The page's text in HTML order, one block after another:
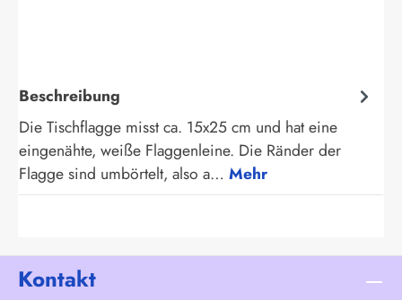
Beschreibung
Die Tischflagge misst ca. 15x25 cm und hat eine
eingenähte, weiße Flaggenleine. Die Ränder der
Flagge sind umbörtelt, also a… Mehr
Kontakt